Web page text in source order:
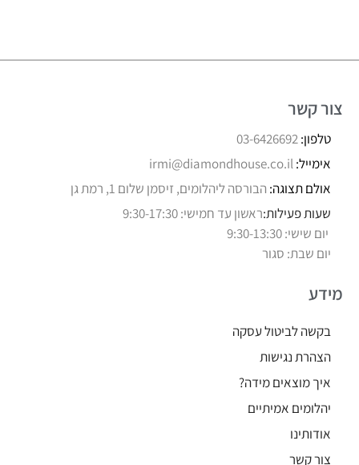
צור קשר
טלפון:03-6426692
אימייל:irmi@diamondhouse.co.il
אולם תצוגה: הבורסה ליהלומים, זיסמן שלום 1, רמת גן
שעות פעילות:ראשון עד חמישי: 9:30-17:30
יום שישי: 9:30-13:30
יום שבת: סגור
מידע
בקשה לביטול עסקה
הצהרת נגישות
איך מוצאים מידה?
יהלומים אמיתיים
אודותינו
צור קשר